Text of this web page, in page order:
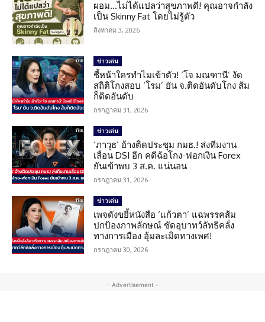
ผอม…ไม่ได้แปลว่าสุขภาพดี! คุณอาจกำลัง
เป็น Skinny Fat โดยไม่รู้ตัว
สิงหาคม 3, 2026
ข่าวเด่น
ชี้หน้าใครทำไมเข้าตัว! ‘โจ มณฑานี’ งัด
สถิติโกงสอบ ‘โรม’ ยัน จ.ติดอันดับโกง ส้ม
ก็ติดอันดับ
กรกฎาคม 31, 2026
ข่าวเด่น
‘ภาวุธ’ อ้างติดประชุม กมธ.! ส่งทีมงาน
เลื่อน DSI อีก คดีฉ้อโกง-ฟอกเงิน Forex
ยันเข้าพบ 3 ส.ค. แน่นอน
กรกฎาคม 31, 2026
ข่าวเด่น
เพจดังขยี้หนังสือ ‘แก้วตา’ แฉพรรคส้ม
ปกป้องภาพลักษณ์ ซัดอุบาทว์ลัทธิคลั่ง
ทางการเมือง อุ้มละเมิดทางเพศ!
กรกฎาคม 30, 2026
- Advertisement -